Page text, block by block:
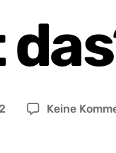
Keine